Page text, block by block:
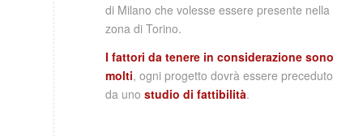
di Milano che volesse essere presente nella
zona di Torino.
I fattori da tenere in considerazione sono
molti, ogni progetto dovrà essere preceduto
da uno studio di fattibilità.